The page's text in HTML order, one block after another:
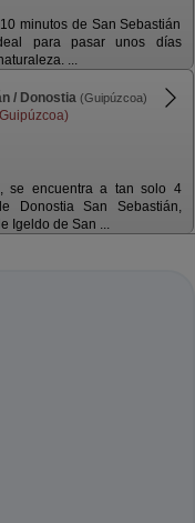
minutos de San Sebastián
para pasar unos días
...
/ Donostia (Guipúzcoa)
se encuentra a tan solo 4
Donostia San Sebastián,
Igeldo de San ...